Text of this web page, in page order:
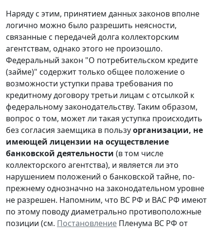
Наряду с этим, принятием данных законов вполне
логично можно было разрешить неясности,
связанные с передачей долга коллекторским
агентствам, однако этого не произошло.
Федеральный закон "О потребительском кредите
(займе)" содержит только общее положение о
возможности уступки права требования по
кредитному договору третьи лицам с отсылкой к
федеральному законодательству. Таким образом,
вопрос о том, может ли такая уступка происходить
без согласия заемщика в пользуорганизации, не
имеющей лицензии на осуществление
банковской деятельности (в том числе
коллекторского агентства), и является ли это
нарушением положений о банковской тайне, по-
прежнему однозначно на законодательном уровне
не разрешен. Напомним, что ВС РФ и ВАС РФ имеют
по этому поводу диаметрально противоположные
позиции (см. Постановление Пленума ВС РФ от